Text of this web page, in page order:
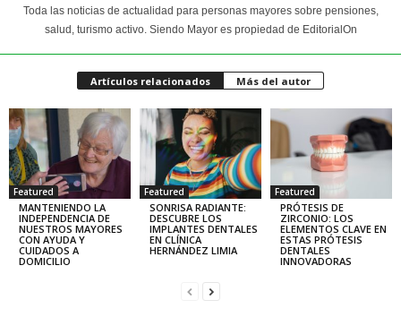
Toda las noticias de actualidad para personas mayores sobre pensiones,
salud, turismo activo. Siendo Mayor es propiedad de EditorialOn
Artículos relacionados Más del autor
Featured
MANTENIENDO LA
INDEPENDENCIA DE
NUESTROS MAYORES
CON AYUDA Y
CUIDADOS A
DOMICILIO
Featured
SONRISA RADIANTE:
DESCUBRE LOS
IMPLANTES DENTALES
EN CLÍNICA
HERNÁNDEZ LIMIA
Featured
PRÓTESIS DE
ZIRCONIO: LOS
ELEMENTOS CLAVE EN
ESTAS PRÓTESIS
DENTALES
INNOVADORAS